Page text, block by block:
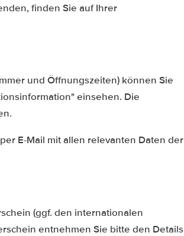
finden Sie auf Ihrer
und Öffnungszeiten) können Sie
einsehen. Die
E-Mail mit allen relevanten Daten der
(ggf. den internationalen
entnehmen Sie bitte den Details